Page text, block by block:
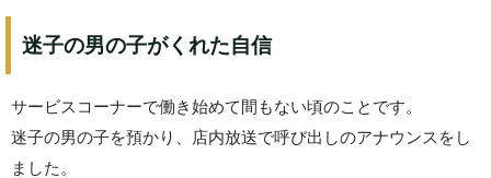
迷子の男の子がくれた自信
サービスコーナーで働き始めて間もない頃のことです。
迷子の男の子を預かり、店内放送で呼び出しのアナウンスをし
ました。